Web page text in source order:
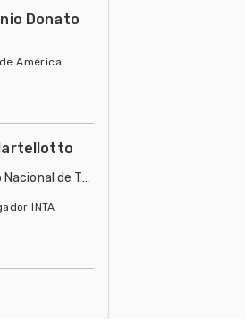
Donato
América
de Tecnología Agropecuaria -
INTA
América